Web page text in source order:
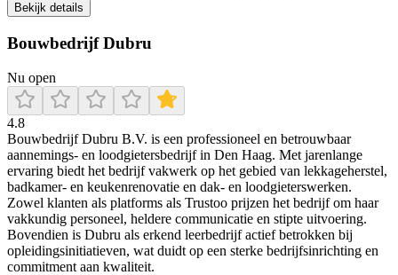
Bekijk details
Bouwbedrijf Dubru
Nu open
4.8
Bouwbedrijf Dubru B.V. is een professioneel en betrouwbaar
aannemings- en loodgietersbedrijf in Den Haag. Met jarenlange
ervaring biedt het bedrijf vakwerk op het gebied van lekkageherstel,
badkamer- en keukenrenovatie en dak- en loodgieterswerken.
Zowel klanten als platforms als Trustoo prijzen het bedrijf om haar
vakkundig personeel, heldere communicatie en stipte uitvoering.
Bovendien is Dubru als erkend leerbedrijf actief betrokken bij
opleidingsinitiatieven, wat duidt op een sterke bedrijfsinrichting en
commitment aan kwaliteit.